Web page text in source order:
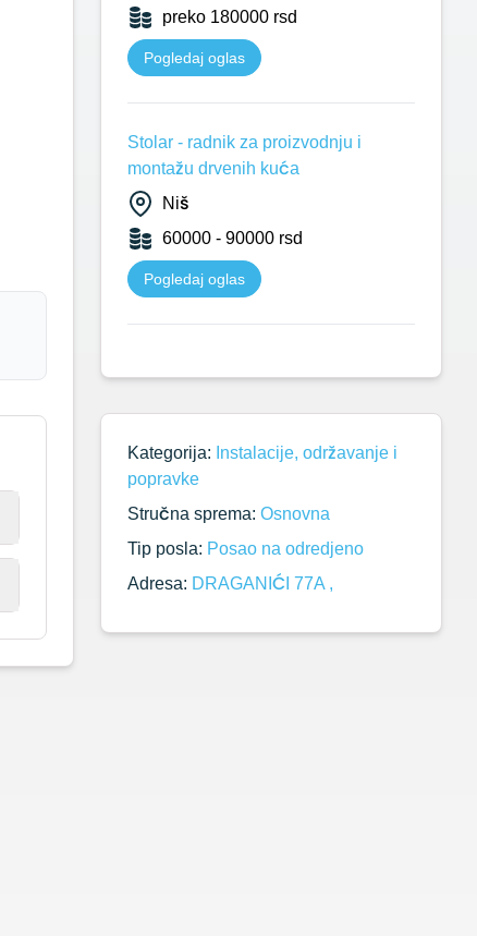
preko 180000 rsd
Pogledaj oglas
Stolar - radnik za proizvodnju i
montažu drvenih kuća
Niš
60000 - 90000 rsd
Pogledaj oglas
Kategorija: Instalacije, održavanje i
popravke
Stručna sprema: Osnovna
Tip posla: Posao na odredjeno
Adresa: DRAGANIĆI 77A ,